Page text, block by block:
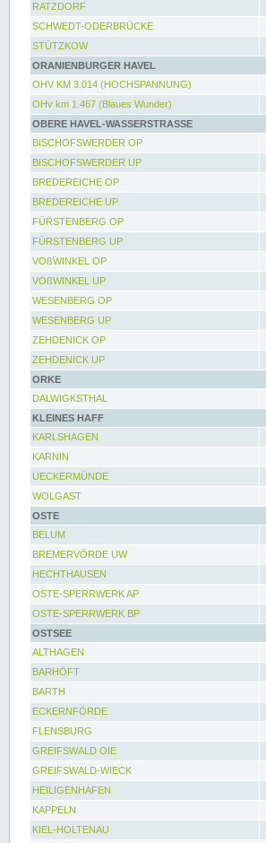
RATZDORF
SCHWEDT-ODERBRÜCKE
STÜTZKOW
ORANIENBURGER HAVEL
OHV KM 3.014 (HOCHSPANNUNG)
OHv km 1.467 (Blaues Wunder)
OBERE HAVEL-WASSERSTRASSE
BISCHOFSWERDER OP
BISCHOFSWERDER UP
BREDEREICHE OP
BREDEREICHE UP
FÜRSTENBERG OP
FÜRSTENBERG UP
VOßWINKEL OP
VOßWINKEL UP
WESENBERG OP
WESENBERG UP
ZEHDENICK OP
ZEHDENICK UP
ORKE
DALWIGKSTHAL
KLEINES HAFF
KARLSHAGEN
KARNIN
UECKERMÜNDE
WOLGAST
OSTE
BELUM
BREMERVÖRDE UW
HECHTHAUSEN
OSTE-SPERRWERK AP
OSTE-SPERRWERK BP
OSTSEE
ALTHAGEN
BARHÖFT
BARTH
ECKERNFÖRDE
FLENSBURG
GREIFSWALD OIE
GREIFSWALD-WIECK
HEILIGENHAFEN
KAPPELN
KIEL-HOLTENAU